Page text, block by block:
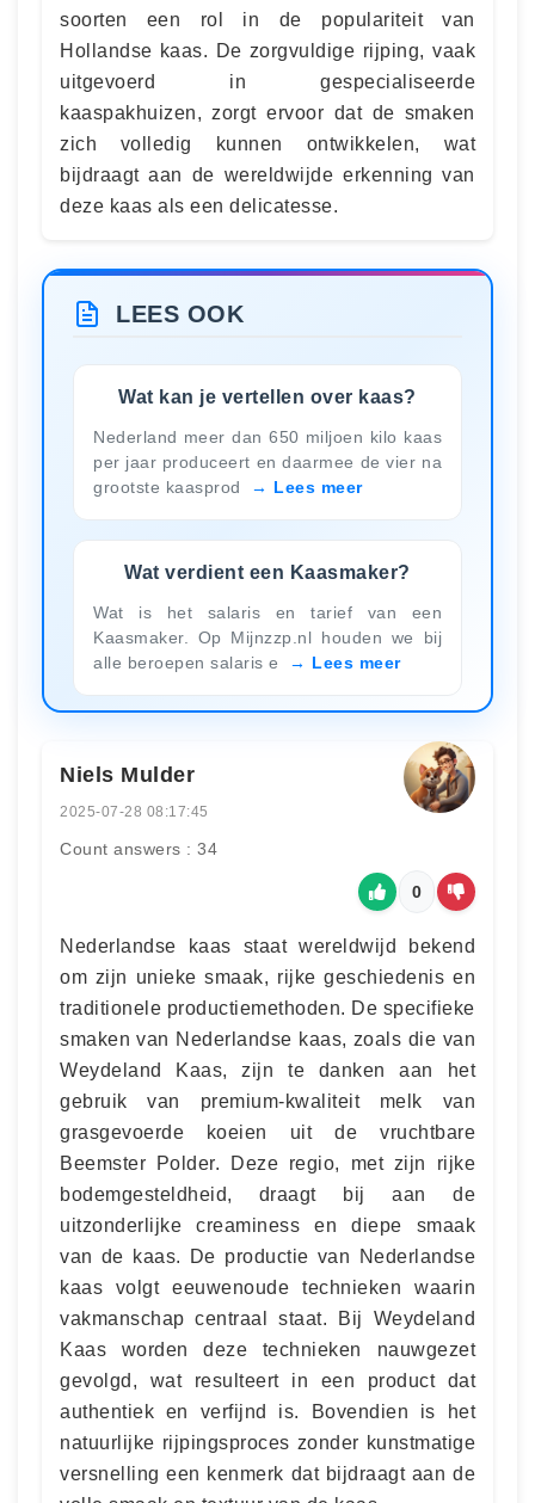
soorten een rol in de populariteit van
Hollandse kaas. De zorgvuldige rijping, vaak
uitgevoerd in gespecialiseerde
kaaspakhuizen, zorgt ervoor dat de smaken
zich volledig kunnen ontwikkelen, wat
bijdraagt aan de wereldwijde erkenning van
deze kaas als een delicatesse.
LEES OOK
Wat kan je vertellen over kaas?
Nederland meer dan 650 miljoen kilo kaas
per jaar produceert en daarmee de vier na
grootste kaasprod
Lees meer
Wat verdient een Kaasmaker?
Wat is het salaris en tarief van een
Kaasmaker. Op Mijnzzp.nl houden we bij
alle beroepen salaris e
Lees meer
Niels Mulder
2025-07-28 08:17:45
Count answers : 34
0
Nederlandse kaas staat wereldwijd bekend
om zijn unieke smaak, rijke geschiedenis en
traditionele productiemethoden. De specifieke
smaken van Nederlandse kaas, zoals die van
Weydeland Kaas, zijn te danken aan het
gebruik van premium-kwaliteit melk van
grasgevoerde koeien uit de vruchtbare
Beemster Polder. Deze regio, met zijn rijke
bodemgesteldheid, draagt bij aan de
uitzonderlijke creaminess en diepe smaak
van de kaas. De productie van Nederlandse
kaas volgt eeuwenoude technieken waarin
vakmanschap centraal staat. Bij Weydeland
Kaas worden deze technieken nauwgezet
gevolgd, wat resulteert in een product dat
authentiek en verfijnd is. Bovendien is het
natuurlijke rijpingsproces zonder kunstmatige
versnelling een kenmerk dat bijdraagt aan de